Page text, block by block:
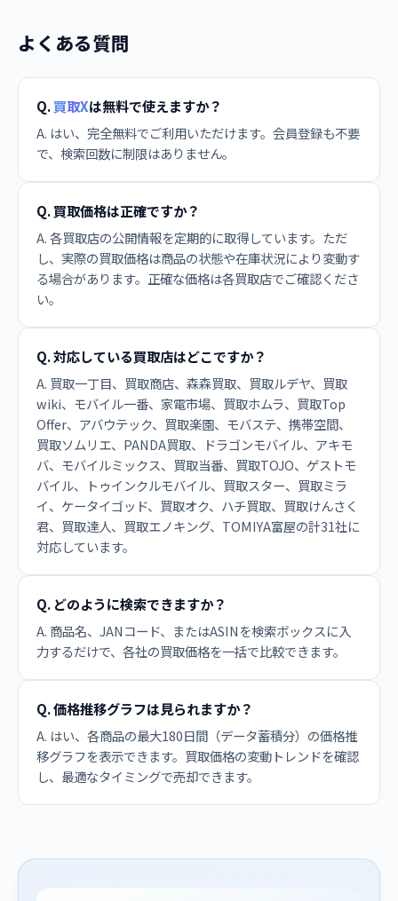
よくある質問
Q.買取Xは無料で使えますか？
A. はい、完全無料でご利用いただけます。会員登録も不要
で、検索回数に制限はありません。
Q. 買取価格は正確ですか？
A. 各買取店の公開情報を定期的に取得しています。ただ
し、実際の買取価格は商品の状態や在庫状況により変動す
る場合があります。正確な価格は各買取店でご確認くださ
い。
Q. 対応している買取店はどこですか？
A. 買取一丁目、買取商店、森森買取、買取ルデヤ、買取
wiki、モバイル一番、家電市場、買取ホムラ、買取Top
Offer、アバウテック、買取楽園、モバステ、携帯空間、
買取ソムリエ、PANDA買取、ドラゴンモバイル、アキモ
バ、モバイルミックス、買取当番、買取TOJO、ゲストモ
バイル、トゥインクルモバイル、買取スター、買取ミラ
イ、ケータイゴッド、買取オク、ハチ買取、買取けんさく
君、買取達人、買取エノキング、TOMIYA富屋の計31社に
対応しています。
Q. どのように検索できますか？
A. 商品名、JANコード、またはASINを検索ボックスに入
力するだけで、各社の買取価格を一括で比較できます。
Q. 価格推移グラフは見られますか？
A. はい、各商品の最大180日間（データ蓄積分）の価格推
移グラフを表示できます。買取価格の変動トレンドを確認
し、最適なタイミングで売却できます。